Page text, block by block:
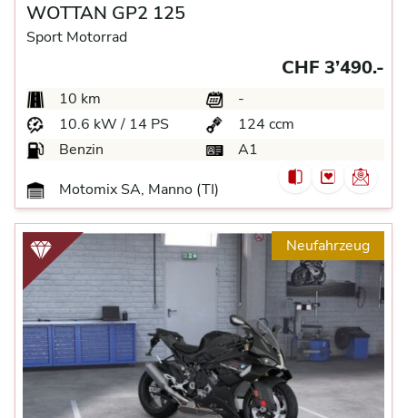
WOTTAN GP2 125
Sport Motorrad
CHF 3’490.-
10 km
-
10.6 kW / 14 PS
124 ccm
Benzin
A1
Motomix SA, Manno (TI)
Neufahrzeug